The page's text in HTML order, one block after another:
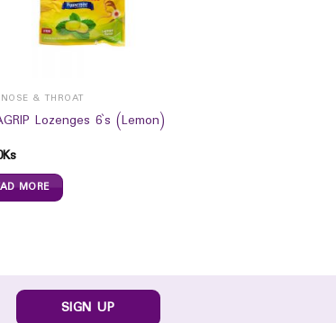
& THROAT
Lozenges 6`s (Lemon)
Ks
MORE
SIGN UP